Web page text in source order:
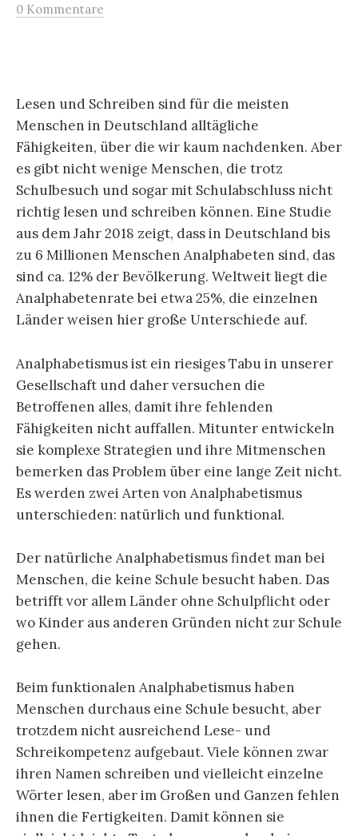
0 Kommentare
Lesen und Schreiben sind für die meisten
Menschen in Deutschland alltägliche
Fähigkeiten, über die wir kaum nachdenken. Aber
es gibt nicht wenige Menschen, die trotz
Schulbesuch und sogar mit Schulabschluss nicht
richtig lesen und schreiben können. Eine Studie
aus dem Jahr 2018 zeigt, dass in Deutschland bis
zu 6 Millionen Menschen Analphabeten sind, das
sind ca. 12% der Bevölkerung. Weltweit liegt die
Analphabetenrate bei etwa 25%, die einzelnen
Länder weisen hier große Unterschiede auf.
Analphabetismus ist ein riesiges Tabu in unserer
Gesellschaft und daher versuchen die
Betroffenen alles, damit ihre fehlenden
Fähigkeiten nicht auffallen. Mitunter entwickeln
sie komplexe Strategien und ihre Mitmenschen
bemerken das Problem über eine lange Zeit nicht.
Es werden zwei Arten von Analphabetismus
unterschieden: natürlich und funktional.
Der natürliche Analphabetismus findet man bei
Menschen, die keine Schule besucht haben. Das
betrifft vor allem Länder ohne Schulpflicht oder
wo Kinder aus anderen Gründen nicht zur Schule
gehen.
Beim funktionalen Analphabetismus haben
Menschen durchaus eine Schule besucht, aber
trotzdem nicht ausreichend Lese- und
Schreikompetenz aufgebaut. Viele können zwar
ihren Namen schreiben und vielleicht einzelne
Wörter lesen, aber im Großen und Ganzen fehlen
ihnen die Fertigkeiten. Damit können sie